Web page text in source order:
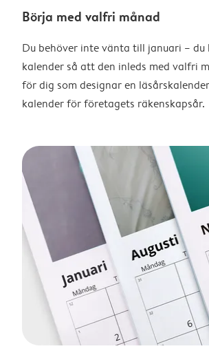
Börja med valfri månad
Du behöver inte vänta till januari – du
kalender så att den inleds med valfri
för dig som designar en
kalender för företagets räkenskapsår.